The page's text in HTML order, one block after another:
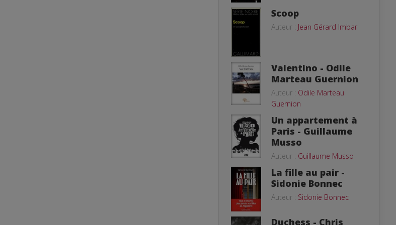
Scoop
Auteur : Jean Gérard Imbar
Valentino - Odile
Marteau Guernion
Auteur : Odile Marteau
Guernion
Un appartement à
Paris - Guillaume
Musso
Auteur : Guillaume Musso
La fille au pair -
Sidonie Bonnec
Auteur : Sidonie Bonnec
Duchess - Chris